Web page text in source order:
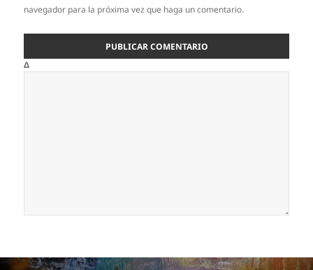
navegador para la próxima vez que haga un comentario.
Δ
Navegación